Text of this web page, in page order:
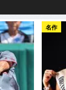
名作